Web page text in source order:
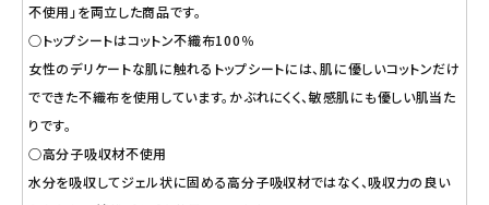
不使用」を両立した商品です。
○トップシートはコットン不織布100％
女性のデリケートな肌に触れるトップシートには、肌に優しいコットンだけ
でできた不織布を使用しています。かぶれにくく、敏感肌にも優しい肌当た
りです。
○高分子吸収材不使用
水分を吸収してジェル状に固める高分子吸収材ではなく、吸収力の良い